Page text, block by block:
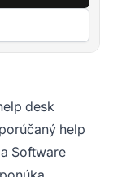
desk
help
Software